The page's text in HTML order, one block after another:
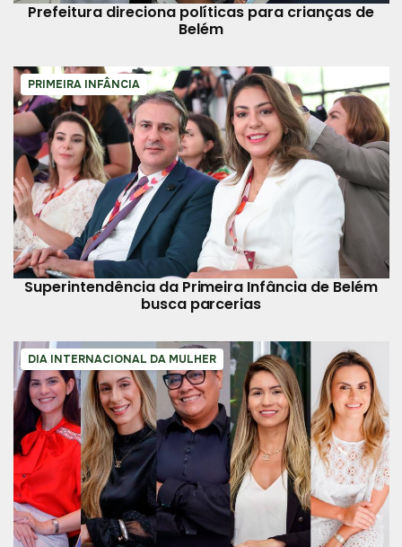
Prefeitura direciona políticas para crianças de
Belém
PRIMEIRA INFÂNCIA
Superintendência da Primeira Infância de Belém
busca parcerias
DIA INTERNACIONAL DA MULHER